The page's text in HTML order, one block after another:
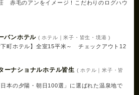
赤毛のアンをイメージ！こだわりのログハウ
バンホテル ( ホテル｜米子・皆生・境港 )
下町ホテル】全室15平米～ チェックアウト12
ナショナルホテル皆生 ( ホテル｜米子・皆
本の夕陽・朝日100選」に選ばれた温泉地で